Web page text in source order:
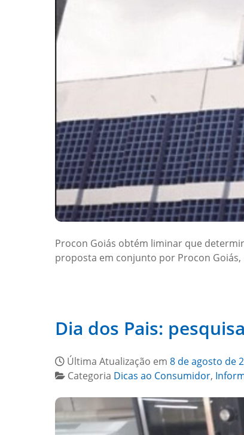
Procon Goiás obtém liminar que
proposta em conjunto por Procon Goiás,
Dia dos Pais:
Última Atualização em 8 de agosto de
Categoria Dicas ao Consumidor,